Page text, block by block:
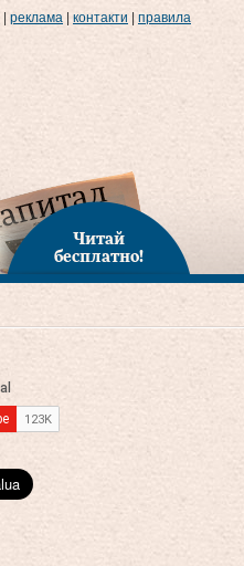
реклама контакти правила
Читай
бесплатно!